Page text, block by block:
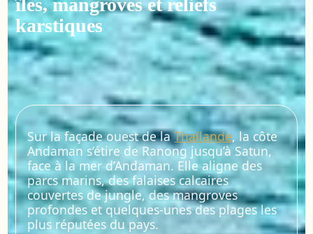
îles, mangroves et reliefs
karstiques
Sur la façade ouest de laThaïlande, la côte
Andaman s’étire de Ranong jusqu’à Satun,
face à la mer d’Andaman. Elle aligne des
parcs marins, des falaises calcaires
couvertes de jungle, des mangroves
profondes et quelques-unes des plages les
plus réputées du pays.